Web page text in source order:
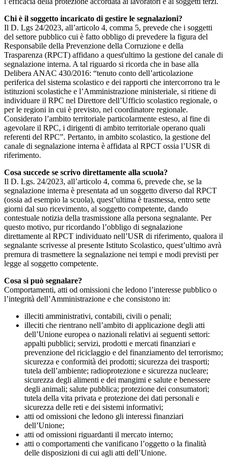
Chi è il soggetto incaricato di gestire le segnalazioni?
Il D. Lgs 24/2023, all’articolo 4, comma 5, prevede che i soggetti
del settore pubblico cui è fatto obbligo di prevedere la figura del
Responsabile della Prevenzione della Corruzione e della
Trasparenza (RPCT) affidano a quest'ultimo la gestione del canale di
segnalazione interna. A tal riguardo si ricorda che in base alla
Delibera ANAC 430/2016: “tenuto conto dell’articolazione
periferica del sistema scolastico e dei rapporti che intercorrono tra le
istituzioni scolastiche e l’Amministrazione ministeriale, si ritiene di
individuare il RPC nel Direttore dell’Ufficio scolastico regionale, o
per le regioni in cui è previsto, nel coordinatore regionale.
Considerato l’ambito territoriale particolarmente esteso, al fine di
agevolare il RPC, i dirigenti di ambito territoriale operano quali
referenti del RPC”. Pertanto, in ambito scolastico, la gestione del
canale di segnalazione interna è affidata al RPCT ossia l’USR di
riferimento.
Cosa succede se scrivo direttamente alla scuola?
Il D. Lgs. 24/2023, all’articolo 4, comma 6, prevede che, se la
segnalazione interna è presentata ad un soggetto diverso dal RPCT
(ossia ad esempio la scuola), quest’ultima è trasmessa, entro sette
giorni dal suo ricevimento, al soggetto competente, dando
contestuale notizia della trasmissione alla persona segnalante. Per
questo motivo, pur ricordando l’obbligo di segnalazione
direttamente al RPCT individuato nell’USR di riferimento, qualora il
segnalante scrivesse al presente Istituto Scolastico, quest’ultimo avrà
premura di trasmettere la segnalazione nei tempi e modi previsti per
legge al soggetto competente.
Cosa si può segnalare?
Comportamenti, atti od omissioni che ledono l’interesse pubblico o
l’integrità dell’Amministrazione e che consistono in:
illeciti amministrativi, contabili, civili o penali;
illeciti che rientrano nell’ambito di applicazione degli atti
dell’Unione europea o nazionali relativi ai seguenti settori:
appalti pubblici; servizi, prodotti e mercati finanziari e
prevenzione del riciclaggio e del finanziamento del terrorismo;
sicurezza e conformità dei prodotti; sicurezza dei trasporti;
tutela dell’ambiente; radioprotezione e sicurezza nucleare;
sicurezza degli alimenti e dei mangimi e salute e benessere
degli animali; salute pubblica; protezione dei consumatori;
tutela della vita privata e protezione dei dati personali e
sicurezza delle reti e dei sistemi informativi;
atti od omissioni che ledono gli interessi finanziari
dell’Unione;
atti od omissioni riguardanti il mercato interno;
atti o comportamenti che vanificano l’oggetto o la finalità
delle disposizioni di cui agli atti dell’Unione.